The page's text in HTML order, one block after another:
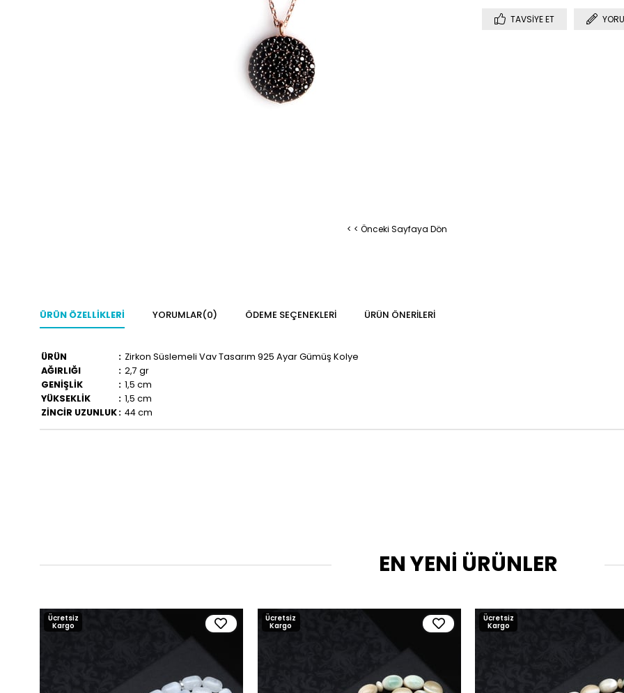
< < Önceki Sayfaya Dön
TAVSIYE ET
ÜRÜN ÖZELLIKLERI YORUMLAR(0) ÖDEME SEÇENEKLERI ÜRÜN ÖNERILERI
ÜRÜN : Zirkon Süslemeli Vav Tasarım 925 Ayar Gümüş Kolye
AĞIRLIĞI
: 2,7 gr
GENİŞLİK
: 1,5 cm
YÜKSEKLİK
: 1,5 cm
ZİNCİR UZUNLUK: 44 cm
EN YENİ ÜRÜNLER
Ücretsiz
Kargo
Ücretsiz
Kargo
Ücretsiz
Kargo